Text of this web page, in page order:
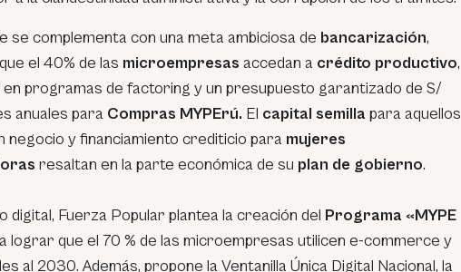
se complementa con una meta ambiciosa de bancarización,
el 40% de las microempresas accedan a crédito productivo,
programas de factoring y un presupuesto garantizado de S/
anuales para Compras MYPErú. El capital semilla para aquellos
negocio y financiamiento crediticio para mujeres
resaltan en la parte económica de su plan de gobierno.
digital, Fuerza Popular plantea la creación del Programa «MYPE
lograr que el 70 % de las microempresas utilicen e-commerce y
al 2030. Además, propone la Ventanilla Única Digital Nacional, la